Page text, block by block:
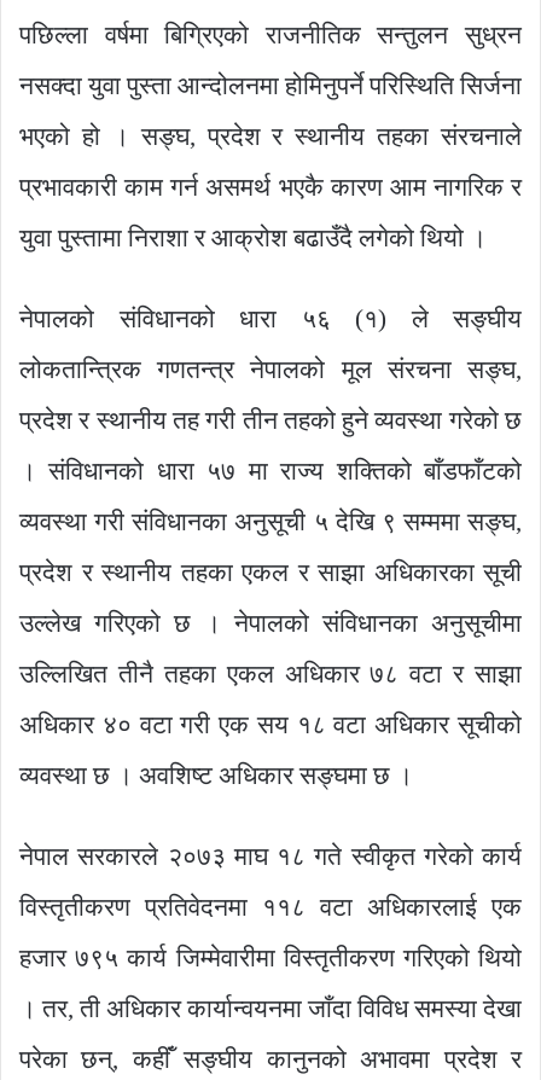
पछिल्ला वर्षमा बिग्रिएको राजनीतिक सन्तुलन सुध्रन
नसक्दा युवा पुस्ता आन्दोलनमा होमिनुपर्ने परिस्थिति सिर्जना
भएको हो । सङ्घ, प्रदेश र स्थानीय तहका संरचनाले
प्रभावकारी काम गर्न असमर्थ भएकै कारण आम नागरिक र
युवा पुस्तामा निराशा र आक्रोश बढाउँदै लगेको थियो ।
नेपालको संविधानको धारा ५६ (१) ले सङ्घीय
लोकतान्त्रिक गणतन्त्र नेपालको मूल संरचना सङ्घ,
प्रदेश र स्थानीय तह गरी तीन तहको हुने व्यवस्था गरेको छ
। संविधानको धारा ५७ मा राज्य शक्तिको बाँडफाँटको
व्यवस्था गरी संविधानका अनुसूची ५ देखि ९ सम्ममा सङ्घ,
प्रदेश र स्थानीय तहका एकल र साझा अधिकारका सूची
उल्लेख गरिएको छ । नेपालको संविधानका अनुसूचीमा
उल्लिखित तीनै तहका एकल अधिकार ७८ वटा र साझा
अधिकार ४० वटा गरी एक सय १८ वटा अधिकार सूचीको
व्यवस्था छ । अवशिष्ट अधिकार सङ्घमा छ ।
नेपाल सरकारले २०७३ माघ १८ गते स्वीकृत गरेको कार्य
विस्तृतीकरण प्रतिवेदनमा ११८ वटा अधिकारलाई एक
हजार ७९५ कार्य जिम्मेवारीमा विस्तृतीकरण गरिएको थियो
। तर, ती अधिकार कार्यान्वयनमा जाँदा विविध समस्या देखा
परेका छन्, कहींँ सङ्घीय कानुनको अभावमा प्रदेश र